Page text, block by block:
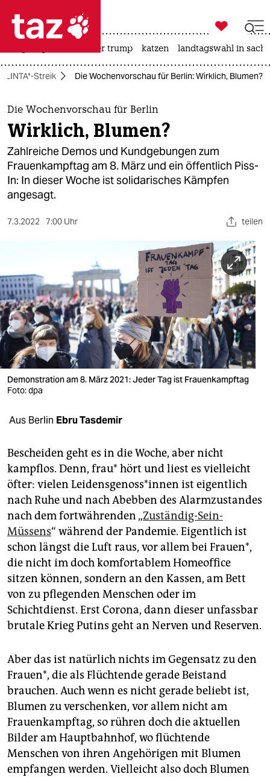
 taz zahl ich
taz zahl ich
themen
politik
öko
gesellschaft
kultur
berlin
nord
wahrheit
verlag
verlag
shop
fragen & hilfe
unterstützen
abo
genossenschaft
epaper login

taz zahl ich
usa unter trump katzen landtagswahl in
FLINTA*-Streik Die Wochenvorschau für Berlin: Wirklich, Blumen?
Die Wochenvorschau für Berlin
Wirklich, Blumen?
Zahlreiche Demos und Kundgebungen zum
Frauenkampftag am 8. März und ein öffentlich Piss-
In: In dieser Woche ist solidarisches Kämpfen
angesagt.
7.3.2022 7:00 Uhr teilen
Demonstration am 8. März 2021: Jeder Tag ist Frauenkampftag
Foto: dpa
Aus Berlin Ebru Tasdemir
Bescheiden geht es in die Woche, aber nicht
kampflos. Denn, frau* hört und liest es vielleicht
öfter: vielen Lei­dens­ge­nos­s*in­nen ist eigentlich
nach Ruhe und nach Abebben des Alarmzustandes
nach dem fortwährenden „Zuständig-Sein-
Müssens“ während der Pandemie. Eigentlich ist
schon längst die Luft raus, vor allem bei Frauen*,
die nicht im doch komfortablem Homeoffice
sitzen können, sondern an den Kassen, am Bett
von zu pflegenden Menschen oder im
Schichtdienst. Erst Corona, dann dieser unfassbar
brutale Krieg Putins geht an Nerven und Reserven.
Aber das ist natürlich nichts im Gegensatz zu den
Frauen*, die als Flüchtende gerade Beistand
brauchen. Auch wenn es nicht gerade beliebt ist,
Blumen zu verschenken, vor allem nicht am
Frauenkampftag, so rühren doch die aktuellen
Bilder am Hauptbahnhof, wo flüchtende
Menschen von ihren Angehörigen mit Blumen
empfangen werden. Vielleicht also doch Blumen